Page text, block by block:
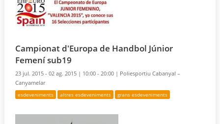
Campionat d'Europa de Handbol Júnior
Femení sub19
23 jul. 2015 - 02 ag. 2015 | 10:00 - 20:00 | Poliesportiu Cabanyal –
Canyamelar
esdeveniments altres esdeveniments grans esdeveniments